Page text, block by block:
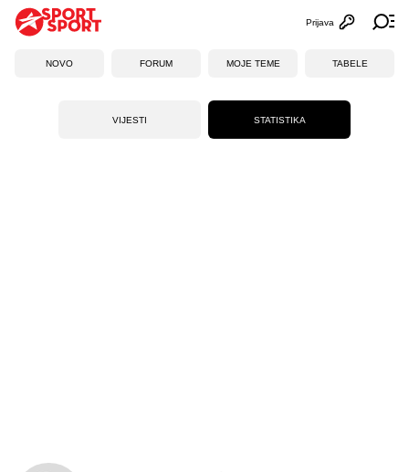
Otvori
Prijava
NOVO FORUM MOJE TEME TABELE
VIJESTI STATISTIKA